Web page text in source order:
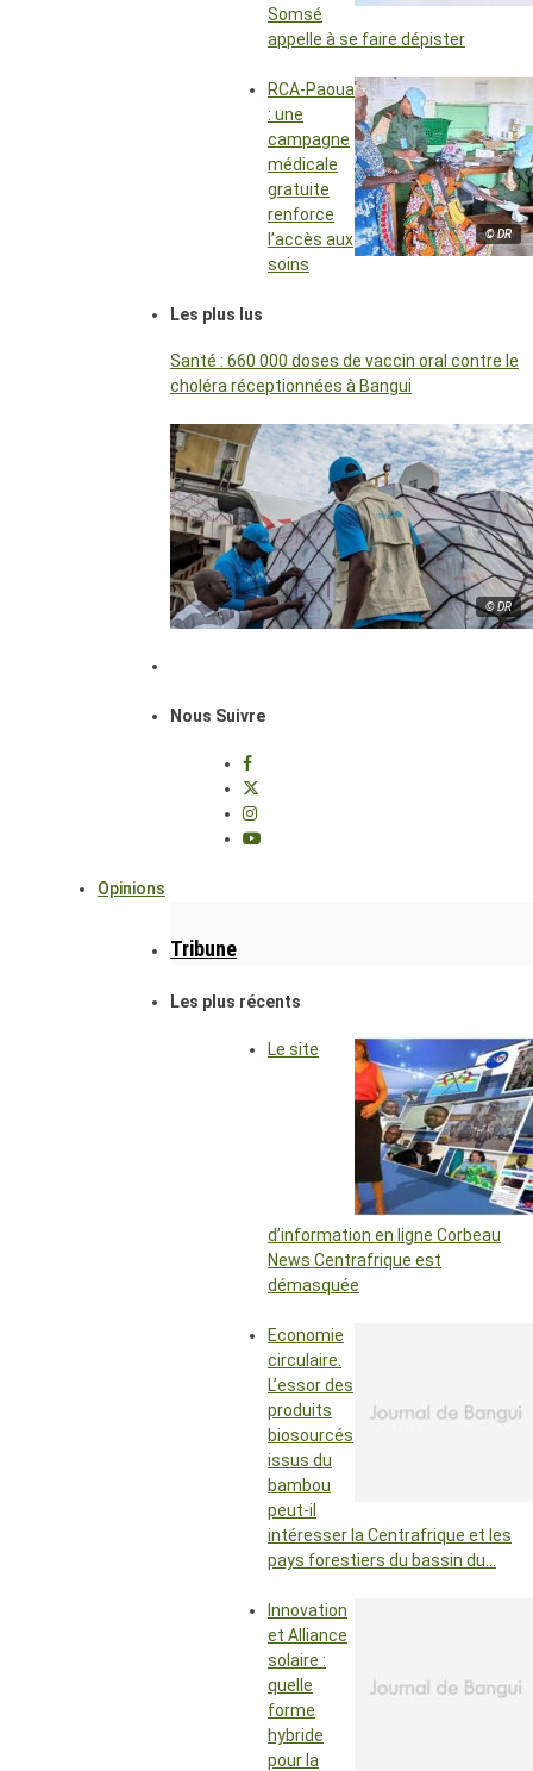
Somsé
appelle à se faire dépister
© DR
RCA-Paoua
: une
campagne
médicale
gratuite
renforce
l’accès aux
soins
Les plus lus
Santé : 660 000 doses de vaccin oral contre le
choléra réceptionnées à Bangui
© DR
Nous Suivre
Opinions
Tribune
Les plus récents
Le site
d’information en ligne Corbeau
News Centrafrique est
démasquée
Economie
circulaire.
L’essor des
produits
biosourcés
issus du
bambou
peut-il
intéresser la Centrafrique et les
pays forestiers du bassin du…
Innovation
et Alliance
solaire :
quelle
forme
hybride
pour la